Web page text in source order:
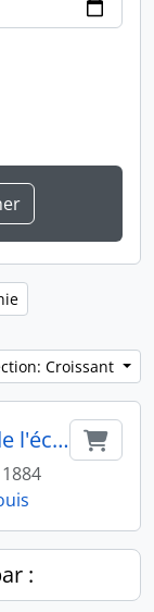
Croissant
Dossier relatif à l'installation de l'éclairage dans la ville de Paris
: